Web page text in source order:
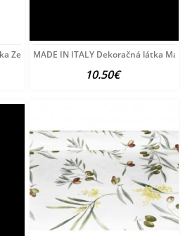
Zelená lúka, š. 140 cm Zelená
MADE IN ITALY Dekoračná látka
10.50€